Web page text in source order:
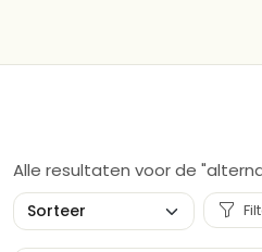
Alle resultaten voor de